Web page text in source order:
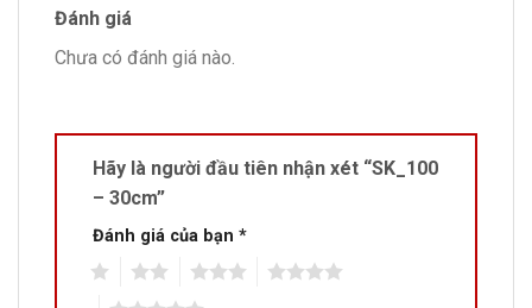
Đánh giá
Chưa có đánh giá nào.
Hãy là người đầu tiên nhận xét “SK_100
– 30cm”
Đánh giá của bạn *